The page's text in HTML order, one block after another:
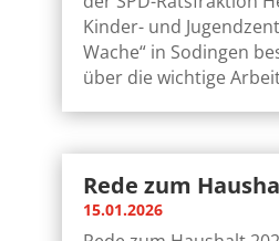
Kinder- und
Wache“ in Sodingen
über die wichtige
Rede zum
15.01.2026